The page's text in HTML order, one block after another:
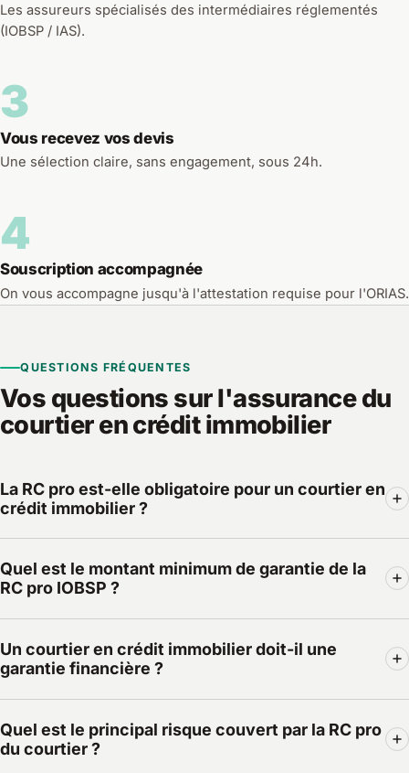
Les assureurs spécialisés des intermédiaires réglementés
(IOBSP / IAS).
3
Vous recevez vos devis
Une sélection claire, sans engagement, sous 24h.
4
Souscription accompagnée
On vous accompagne jusqu'à l'attestation requise pour l'ORIAS.
QUESTIONS FRÉQUENTES
Vos questions sur l'assurance du
courtier en crédit immobilier
La RC pro est-elle obligatoire pour un courtier en
crédit immobilier ?
immatriculé à l'ORIAS — donc exercer — sans attestation
de RC professionnelle valide. C'est une condition
d'exercice prévue par l'article L.519-6 du Code monétaire
et financier, vérifiée à l'inscription et à chaque
renouvellement.
Quel est le montant minimum de garantie de la
RC pro IOBSP ?
plafonds minimaux : au moins 500 000 € par sinistre et
800 000 € par année d'assurance pour un même
professionnel. Un assureur qui propose moins ne
permettra pas votre immatriculation ORIAS.
Un courtier en crédit immobilier doit-il une
garantie financière ?
115 000 €, art. L.519-4 CMF) n'est obligatoire que si vous
encaissez ou détenez des fonds pour le compte de vos
Quel est le principal risque couvert par la RC pro
du courtier ?